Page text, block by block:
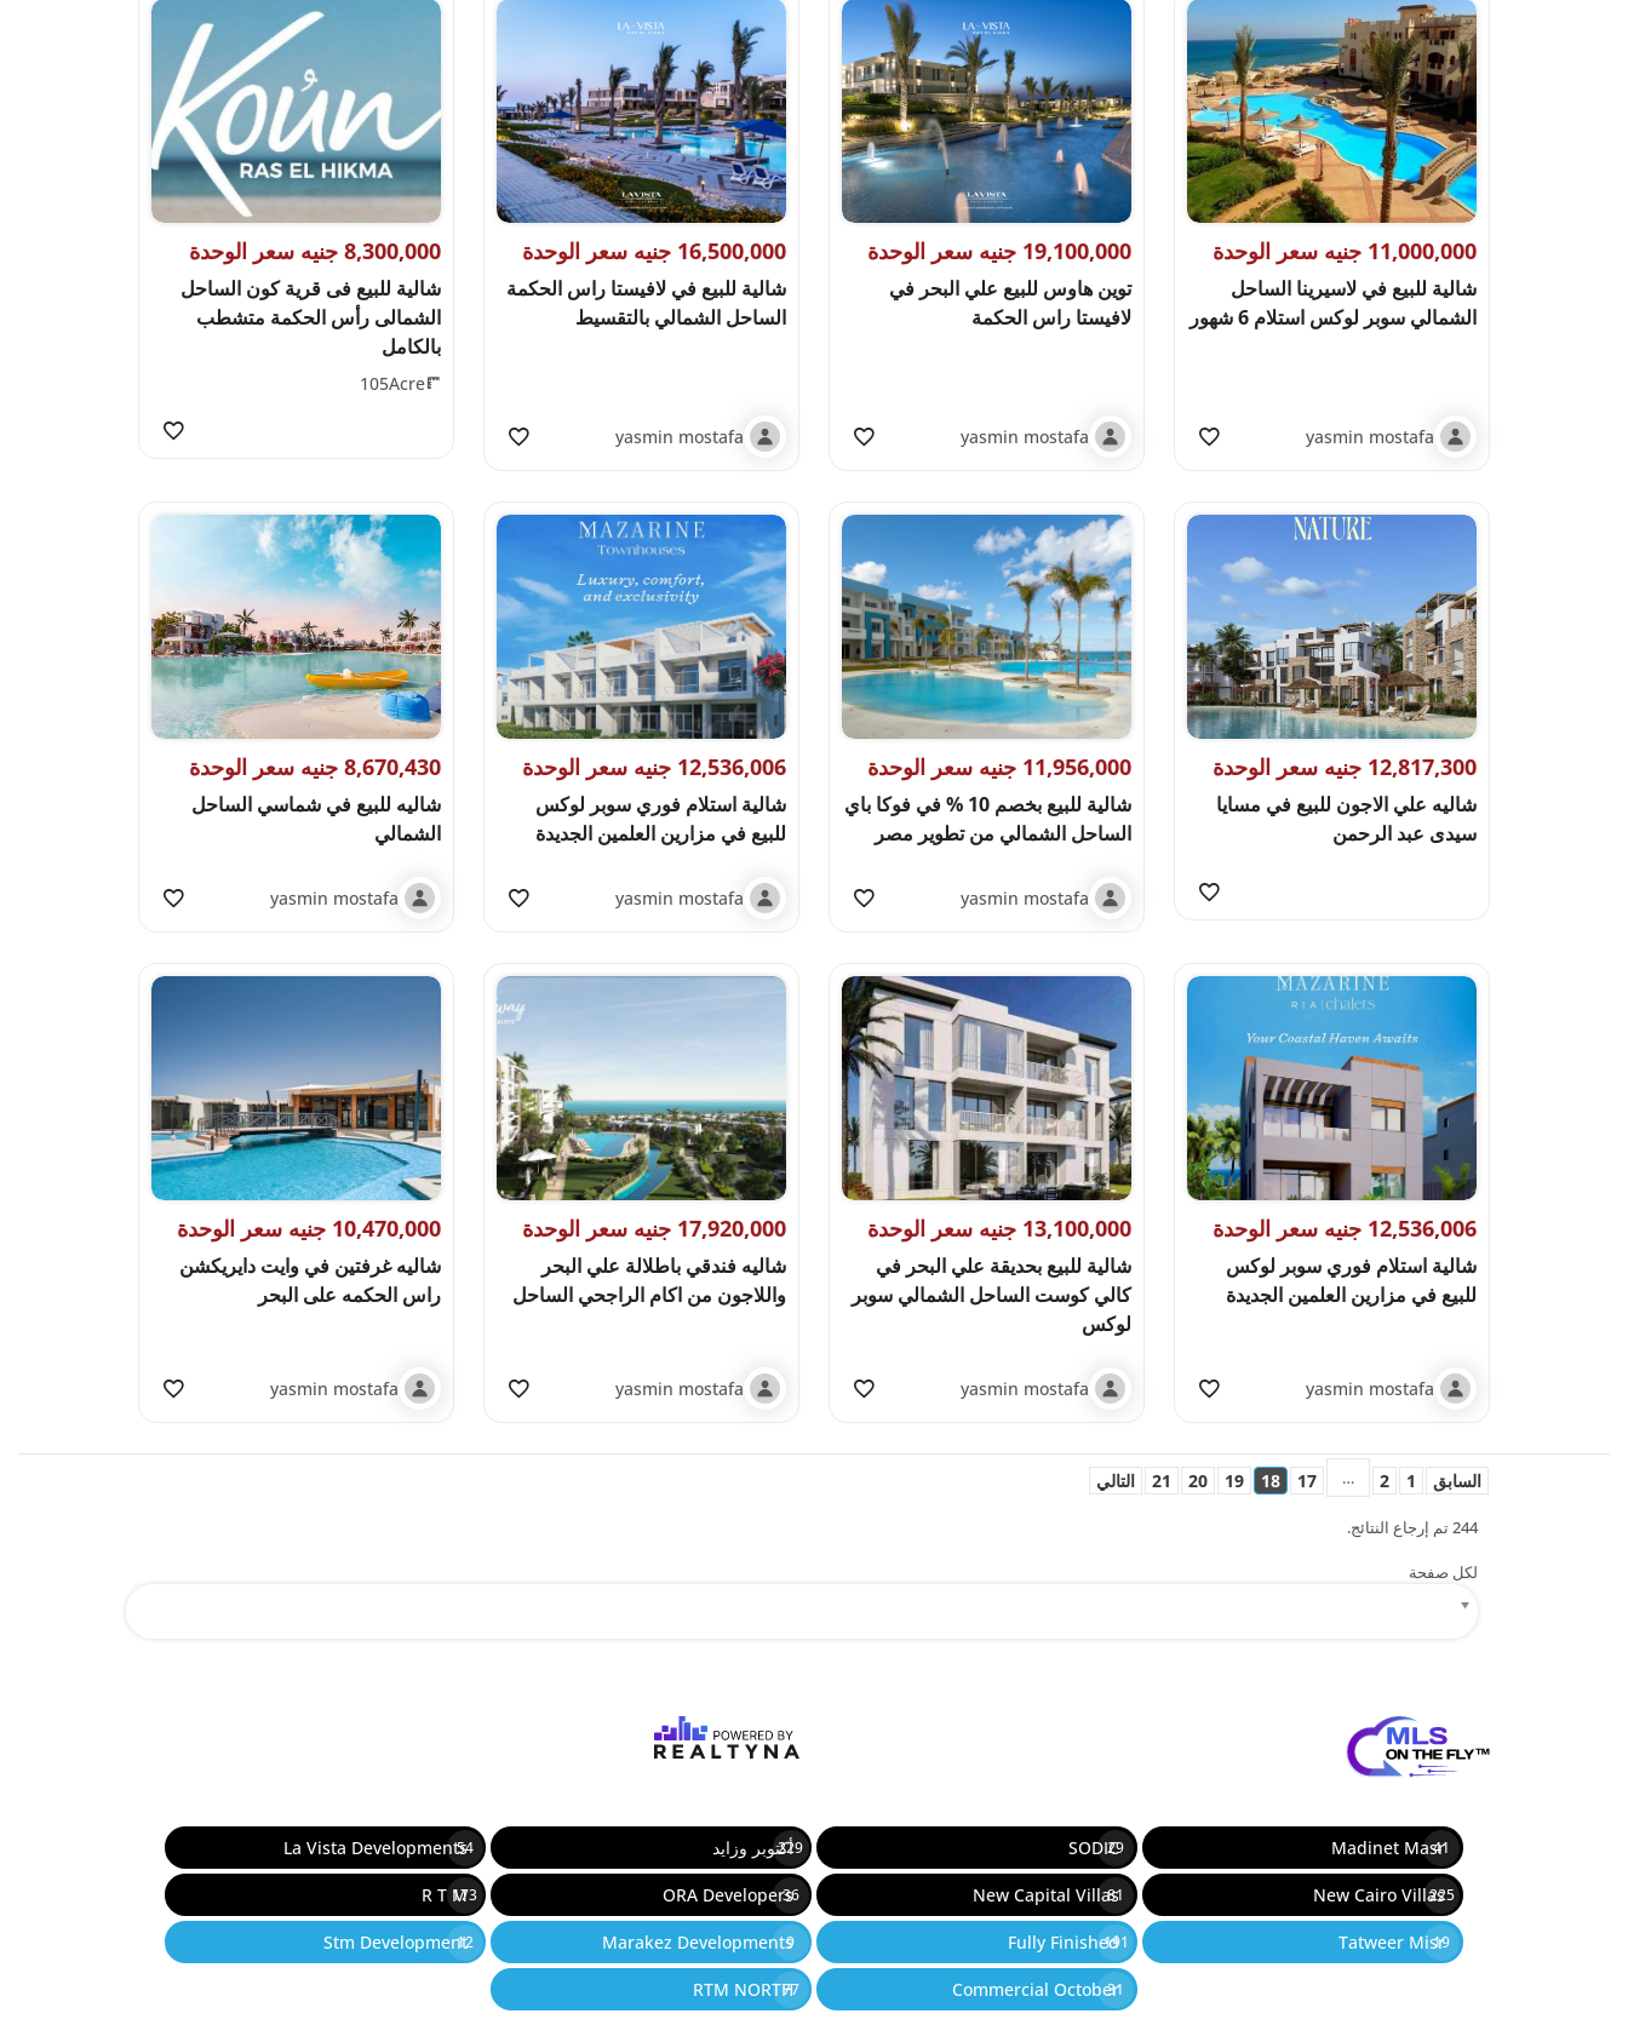
11,000,000 جنيه سعر الوحدة
شالية للبيع في لاسيرينا الساحل
الشمالي سوبر لوكس استلام 6 شهور
yasmin mostafa
19,100,000 جنيه سعر الوحدة
توين هاوس للبيع علي البحر في
لافيستا راس الحكمة
yasmin mostafa
16,500,000 جنيه سعر الوحدة
شالية للبيع في لافيستا راس الحكمة
الساحل الشمالي بالتقسيط
yasmin mostafa
8,300,000 جنيه سعر الوحدة
شالية للبيع فى قرية كون الساحل
الشمالى رأس الحكمة متشطب
بالكامل
105Acre
12,817,300 جنيه سعر الوحدة
شاليه علي الاجون للبيع في مسايا
سيدى عبد الرحمن
11,956,000 جنيه سعر الوحدة
شالية للبيع بخصم 10 % في فوكا باي
الساحل الشمالي من تطوير مصر
yasmin mostafa
12,536,006 جنيه سعر الوحدة
شالية استلام فوري سوبر لوكس
للبيع في مزارين العلمين الجديدة
yasmin mostafa
8,670,430 جنيه سعر الوحدة
شاليه للبيع في شماسي الساحل
الشمالي
yasmin mostafa
12,536,006 جنيه سعر الوحدة
شالية استلام فوري سوبر لوكس
للبيع في مزارين العلمين الجديدة
yasmin mostafa
13,100,000 جنيه سعر الوحدة
شالية للبيع بحديقة علي البحر في
كالي كوست الساحل الشمالي سوبر
لوكس
yasmin mostafa
17,920,000 جنيه سعر الوحدة
شاليه فندقي باطلالة علي البحر
واللاجون من اكام الراجحي الساحل
yasmin mostafa
10,470,000 جنيه سعر الوحدة
شاليه غرفتين في وايت دايريكشن
راس الحكمه على البحر
yasmin mostafa
السابق 1
2
…
17
18
19
20
21 التالي
244 تم إرجاع النتائج.
لكل صفحة
Madinet Masr
41
SODIC
29 أكتوبر وزايد
229
La Vista Developments
54
New Cairo Villas
225
New Capital Villas
81
ORA Developers
36
R T M
173
Tatweer Misr
19
Fully Finished
191
Marakez Developments
9
Stm Development
12
Commercial October
31
RTM NORTH
77